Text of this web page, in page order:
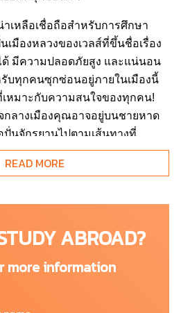
เหลือเชื่อถือสำหรับการศึกษา
เมืองหลวงของเวลส์ที่ขึ้นชื่อเรื่อง
ด้ มีความปลอดภัยสูง และแน่นอน
บทุกคนซุกซ่อนอยู่ภายในเมืองนี้
หมาะกับความสนใจของทุกคน!
กลางเมืองคุณอาจอยู่บนชายหาด
ปั่นจักรยานไปตามเส้นทางที่
การใช้ชีวิตในเมืองเป็นสไตล์ของ
ละดนตรีที่มีชีวิตชีวา รวมถึงแห
ลก (กีฬารักบี้ที่เมืองนี้ถือว่าเป็น
นแฟนภาพยนตร์เรื่อง Sherlock
จะเดินเจอภาพจำจากฉากน่า
READ MORE
ABROAD?
more information